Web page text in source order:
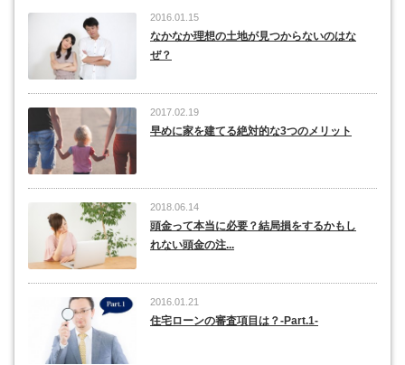
2016.01.15
なかなか理想の土地が見つからないのはな
ぜ？
2017.02.19
早めに家を建てる絶対的な3つのメリット
2018.06.14
頭金って本当に必要？結局損をするかもし
れない頭金の注...
2016.01.21
住宅ローンの審査項目は？-Part.1-